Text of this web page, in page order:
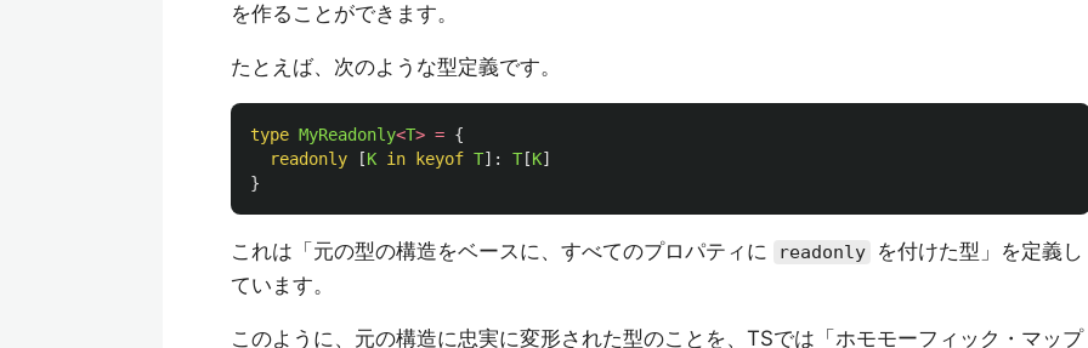
を作ることができます。
たとえば、次のような型定義です。
type MyReadonly<T> = {
readonly
[K in keyof T]: T [K]
}
これは「元の型の構造をベースに、すべてのプロパティに readonly
を付けた型」を定義し
ています。
このように、元の構造に忠実に変形された型のことを、TSでは「ホモモーフィック・マップ